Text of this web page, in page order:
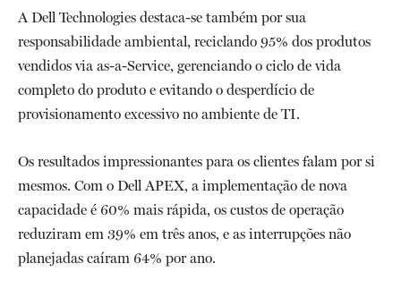
A Dell Technologies destaca-se também por sua
responsabilidade ambiental, reciclando 95% dos produtos
vendidos via as-a-Service, gerenciando o ciclo de vida
completo do produto e evitando o desperdício de
provisionamento excessivo no ambiente de TI.
Os resultados impressionantes para os clientes falam por si
mesmos. Com o Dell APEX, a implementação de nova
capacidade é 60% mais rápida, os custos de operação
reduziram em 39% em três anos, e as interrupções não
planejadas caíram 64% por ano.